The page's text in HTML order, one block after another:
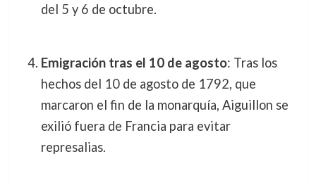
del 5 y 6 de octubre.
Emigración tras el 10 de agosto: Tras los
hechos del 10 de agosto de 1792, que
marcaron el fin de la monarquía, Aiguillon se
exilió fuera de Francia para evitar
represalias.